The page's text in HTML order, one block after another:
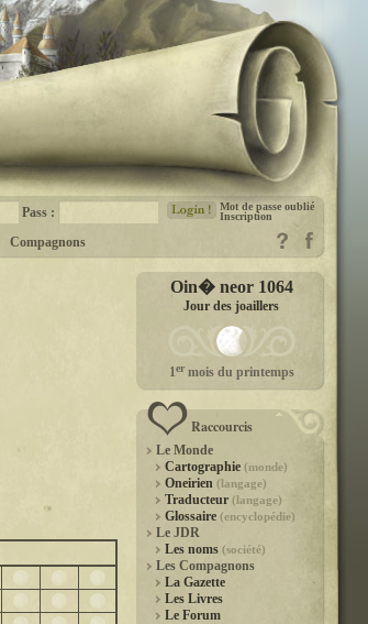
Pass :
Mot de passe oublié
Inscription
Compagnons
Oin� neor 1064
Jour des joaillers
1ermois du printemps
Raccourcis
Le Monde
Cartographie (monde)
Oneirien (langage)
Traducteur (langage)
Glossaire (encyclopédie)
Le JDR
Les noms (société)
Les Compagnons
La Gazette
Les Livres
Le Forum